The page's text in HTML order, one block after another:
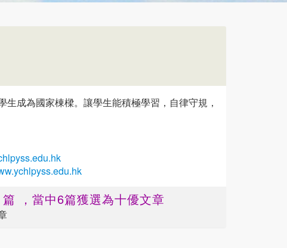
成為國家棟樑。讓學生能積極學習，自律守規，
，當中6篇獲選為十優文章